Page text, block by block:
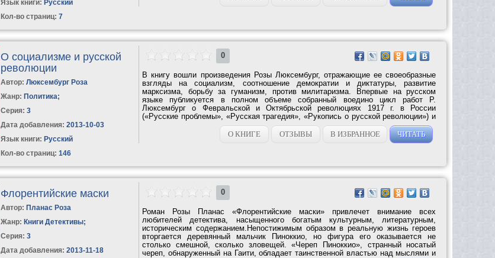
Язык книги: Русский
Кол-во страниц: 7
О социализме и русской
революции
Автор:Люксембург Роза
Жанр: Политика;
Серия:3
Дата добавления: 2013-10-03
Язык книги: Русский
Кол-во страниц: 146
0
В книгу вошли произведения Розы Люксембург, отражающие ее своеобразные
взгляды на социализм, соотношение демократии и диктатуры, развитие
марксизма, борьбу за гуманизм, против милитаризма. Впервые на русском
языке публикуется в полном объеме собранный воедино цикл работ Р.
Люксембург о Февральской и Октябрьской революциях 1917 г. в России
(«Русские проблемы», «Русская трагедия», «Рукопись о русской революции») и
О КНИГЕ
ОТЗЫВЫ В ИЗБРАННОЕ ЧИТАТЬ
Флорентийские маски
Автор: Планас Роза
Жанр: Книги Детективы;
Серия:3
Дата добавления: 2013-11-18
0
Роман Розы Планас «Флорентийские маски» привлечет внимание всех
любителей детектива, насыщенного богатым культурным, литературным,
историческим содержанием.Непостижимым образом в реальную жизнь героев
вторгается деревянный мальчик Пиноккио, но фигура его оказывается не
столько смешной, сколько зловещей. «Череп Пиноккио», странный носатый
череп, обнаруженный на Гаити, обладает таинственной властью над мыслями и